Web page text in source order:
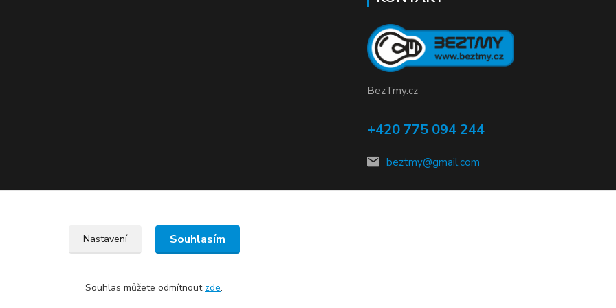
BezTmy.cz
+420 775 094 244
beztmy@gmail.com
Nastavení Souhlasím
Souhlas můžete odmítnout zde.